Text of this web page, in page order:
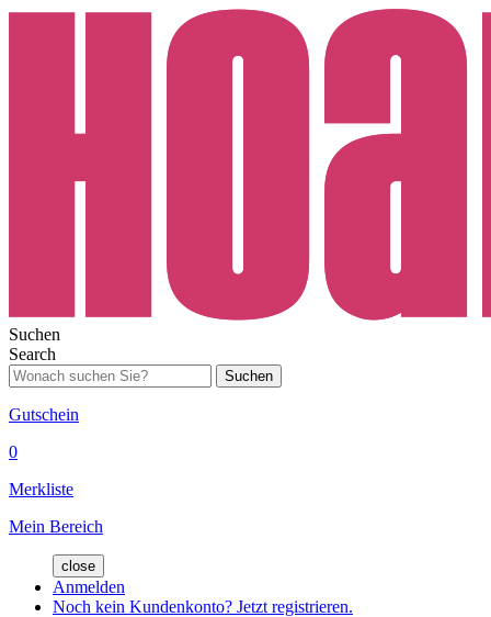
Suchen
Search
Suchen
Gutschein
0
Merkliste
Mein Bereich
close
Anmelden
Noch kein Kundenkonto? Jetzt registrieren.